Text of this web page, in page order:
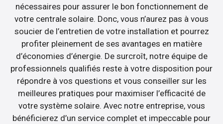
nécessaires pour assurer le bon fonctionnement de
votre centrale solaire. Donc, vous n’aurez pas à vous
soucier de l’entretien de votre installation et pourrez
profiter pleinement de ses avantages en matière
d’économies d’énergie. De surcroît, notre équipe de
professionnels qualifiés reste à votre disposition pour
répondre à vos questions et vous conseiller sur les
meilleures pratiques pour maximiser l’efficacité de
votre système solaire. Avec notre entreprise, vous
bénéficierez d’un service complet et impeccable pour